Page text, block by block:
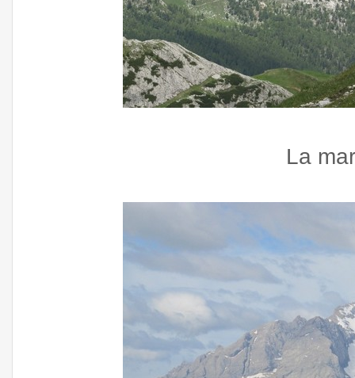
La